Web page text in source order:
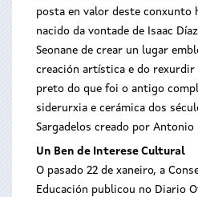
posta en valor deste
nacido da vontade de Isaac
Seonane de crear un lugar
creación artística e do rexurdir
preto do que foi o antigo
siderurxia e cerámica dos
Sargadelos creado por Antonio
Un Ben de Interese Cultural
O pasado 22 de xaneiro, a
Educación publicou no Diario